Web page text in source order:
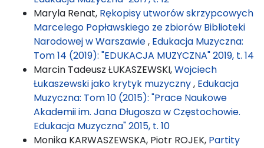
Maryla Renat, Rękopisy utworów skrzypcowych
Marcelego Popławskiego ze zbiorów Biblioteki
Narodowej w Warszawie, Edukacja Muzyczna:
Tom 14 (2019): "EDUKACJA MUZYCZNA" 2019, t. 14
Marcin Tadeusz ŁUKASZEWSKI,Wojciech
Łukaszewski jako krytyk muzyczny, Edukacja
Muzyczna: Tom 10 (2015): "Prace Naukowe
Akademii im. Jana Długosza w Częstochowie.
Edukacja Muzyczna" 2015, t. 10
Monika KARWASZEWSKA, Piotr ROJEK, Partity